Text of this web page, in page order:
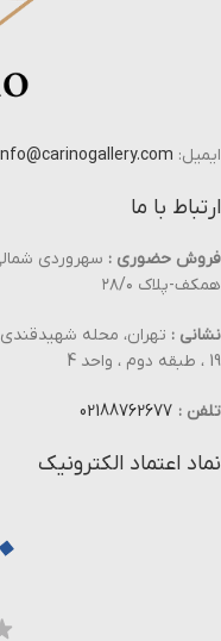
ایمیل:
ارتباط با ما
فروش حضوری : سهروردی
همکف-پلاک ۲۸/۰
نشانی : تهران، محله شهیدقندی-
19 ، طبقه دوم ، واحد 4
تلفن : 02188762677
نماد اعتماد الکترونیک